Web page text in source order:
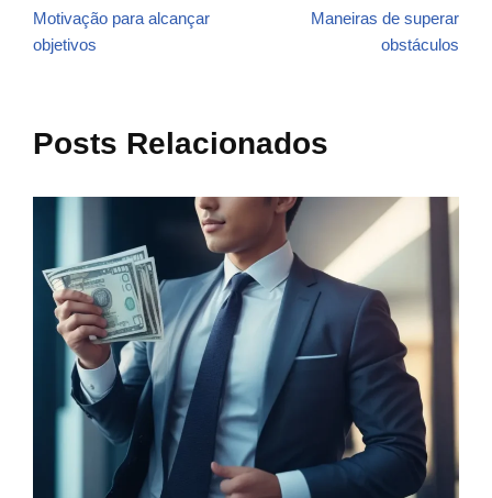
Motivação para alcançar
objetivos
Maneiras de superar
obstáculos
Posts Relacionados